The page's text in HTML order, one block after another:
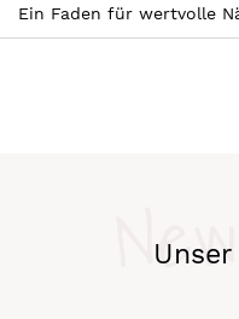
Ein Faden für wertvolle